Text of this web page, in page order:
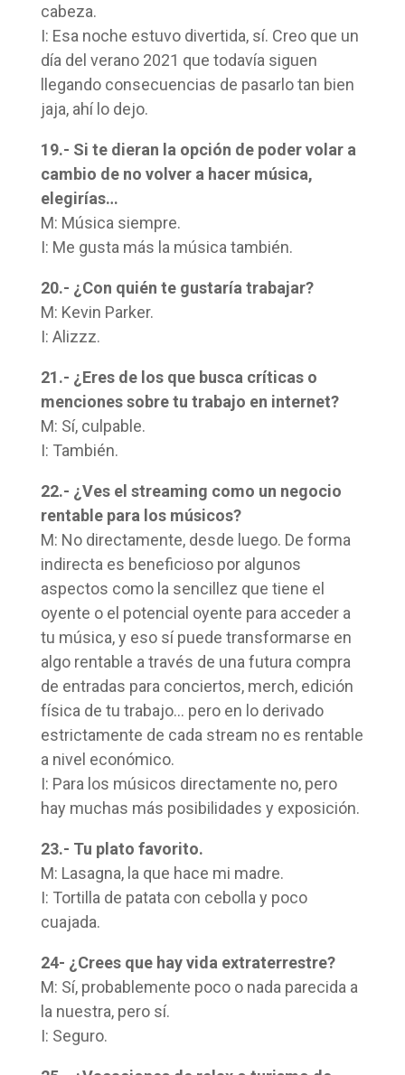
cabeza.
I: Esa noche estuvo divertida, sí. Creo que un
día del verano 2021 que todavía siguen
llegando consecuencias de pasarlo tan bien
jaja, ahí lo dejo.
19.- Si te dieran la opción de poder volar a
cambio de no volver a hacer música,
elegirías…
M: Música siempre.
I: Me gusta más la música también.
20.- ¿Con quién te gustaría trabajar?
M: Kevin Parker.
I: Alizzz.
21.- ¿Eres de los que busca críticas o
menciones sobre tu trabajo en internet?
M: Sí, culpable.
I: También.
22.- ¿Ves el streaming como un negocio
rentable para los músicos?
M: No directamente, desde luego. De forma
indirecta es beneficioso por algunos
aspectos como la sencillez que tiene el
oyente o el potencial oyente para acceder a
tu música, y eso sí puede transformarse en
algo rentable a través de una futura compra
de entradas para conciertos, merch, edición
física de tu trabajo… pero en lo derivado
estrictamente de cada stream no es rentable
a nivel económico.
I: Para los músicos directamente no, pero
hay muchas más posibilidades y exposición.
23.- Tu plato favorito.
M: Lasagna, la que hace mi madre.
I: Tortilla de patata con cebolla y poco
cuajada.
24- ¿Crees que hay vida extraterrestre?
M: Sí, probablemente poco o nada parecida a
la nuestra, pero sí.
I: Seguro.